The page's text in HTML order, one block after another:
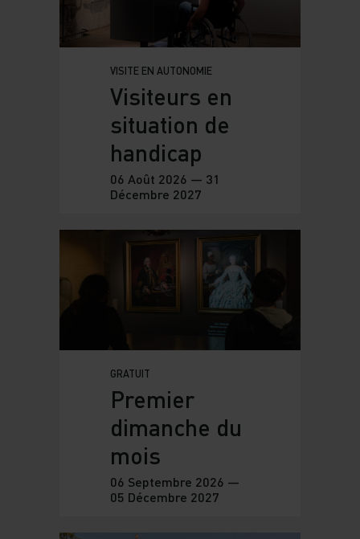
VISITE EN AUTONOMIE
Visiteurs en
situation de
handicap
06 Août 2026 — 31
Décembre 2027
GRATUIT
Premier
dimanche du
mois
06 Septembre 2026 —
05 Décembre 2027